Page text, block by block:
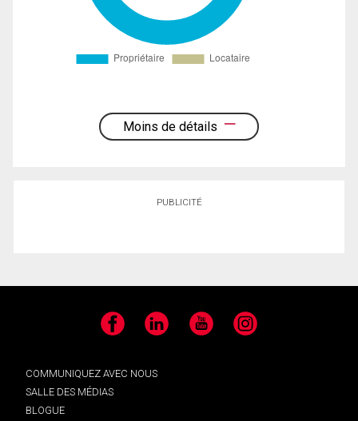
Moins de détails
PUBLICITÉ
Facebook LinkedIn YouTube Instagram
COMMUNIQUEZ AVEC NOUS
SALLE DES MÉDIAS
BLOGUE